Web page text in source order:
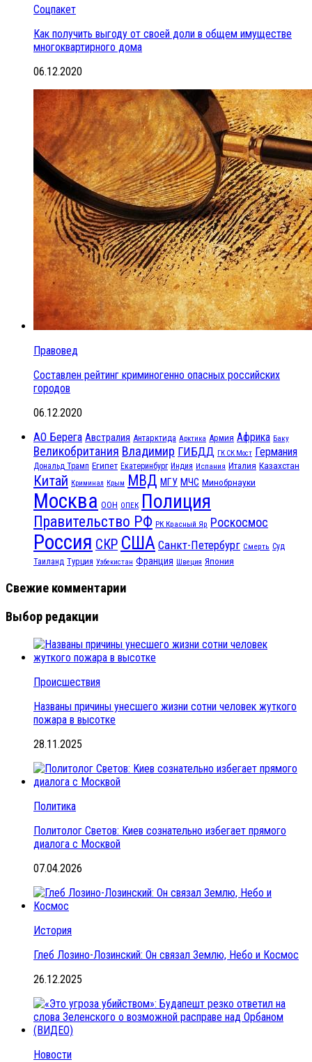
Соцпакет
Как получить выгоду от своей доли в общем имуществе
многоквартирного дома
06.12.2020
Правовед
Составлен рейтинг криминогенно опасных российских
городов
06.12.2020
АО Берега Австралия Антарктида Арктика Армия Африка Баку
Великобритания Владимир ГИБДД ГК СК Мост Германия
Дональд Трамп Египет Екатеринбург Индия Испания Италия Казахстан
Китай Криминал Крым МВД МГУ МЧС Минобрнауки
Москва ООН ОПЕК Полиция
Правительство РФ РК Красный Яр Роскосмос
Россия СКР США Санкт-Петербург Смерть Суд
Таиланд Турция Узбекистан Франция Швеция Япония
Свежие комментарии
Выбор редакции
Происшествия
Названы причины унесшего жизни сотни человек жуткого
пожара в высотке
28.11.2025
Политика
Политолог Светов: Киев сознательно избегает прямого
диалога с Москвой
07.04.2026
История
Глеб Лозино-Лозинский: Он связал Землю, Небо и Космос
26.12.2025
Новости